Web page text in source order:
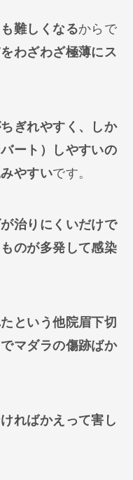
難しくなるからで
わざわざ極薄にス
ぎれやすく、しか
ート）しやすいの
やすいです。
治りにくいだけで
のが多発して感染
という他院眉下切
マダラの傷跡ばか
ればかえって害し